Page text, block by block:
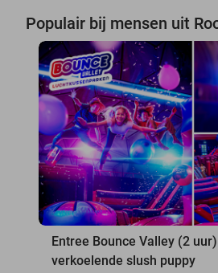
Populair bij mensen uit
Entree Bounce Valley (2
verkoelende slush puppy